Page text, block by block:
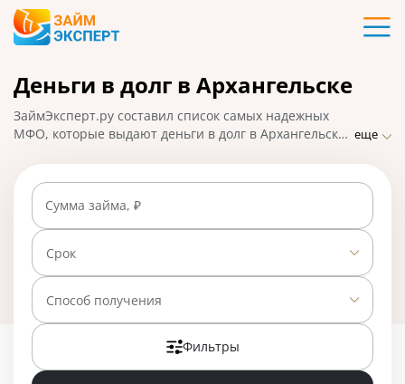
Карты
Кредиты
Ипотека
Займы
Вклады
Бизнес
Деньги в долг в Архангельске
ЗаймЭксперт.ру составил список самых надежных
МФО, которые выдают деньги в долг в Архангельске
подавайте заявку на микрозайм онлайн, взять деньги
можно наличными или на карту, счет, кошелек. На
01.05.2025 вам доступно 23 предложения со ставкой
от 0% в день.
еще
Сумма займа, ₽
Срок
Способ получения
Фильтры